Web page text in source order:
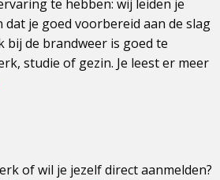
te hebben: wij leiden je
je goed voorbereid aan de slag
bij de brandweer is goed te
studie of gezin. Je leest er meer
of wil je jezelf direct aanmelden?